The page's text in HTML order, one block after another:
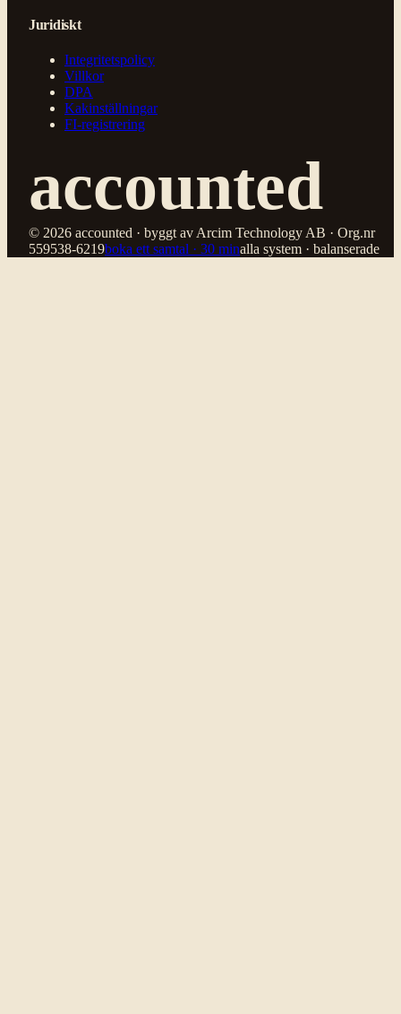
Juridiskt
Integritetspolicy
Villkor
DPA
Kakinställningar
FI-registrering
accounted
© 2026 accounted · byggt av Arcim Technology AB · Org.nr
559538-6219boka ett samtal · 30 minalla system · balanserade